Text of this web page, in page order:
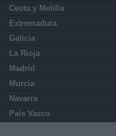
Ceuta y Melilla
Extremadura
Galicia
La Rioja
Madrid
Murcia
Navarra
País Vasco